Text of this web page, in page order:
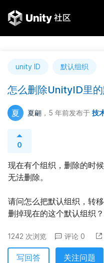
unity ID 默认组织
怎么删除UnityID里的
夏 夏翩 ，5 年前发布于 技
0
现在有个组织，删除的时
无法删除。
请问怎么把默认组织，转
删掉现在的这个默认组织？
1242 次浏览 评论 0
写回答 关注问题